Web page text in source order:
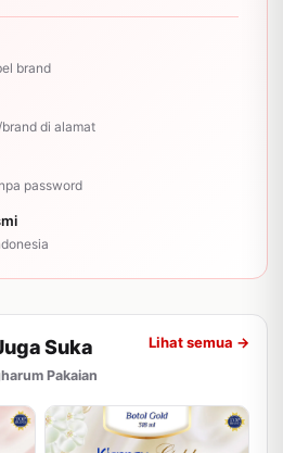
brand
di alamat
password
Suka
Pakaian
Lihat semua →